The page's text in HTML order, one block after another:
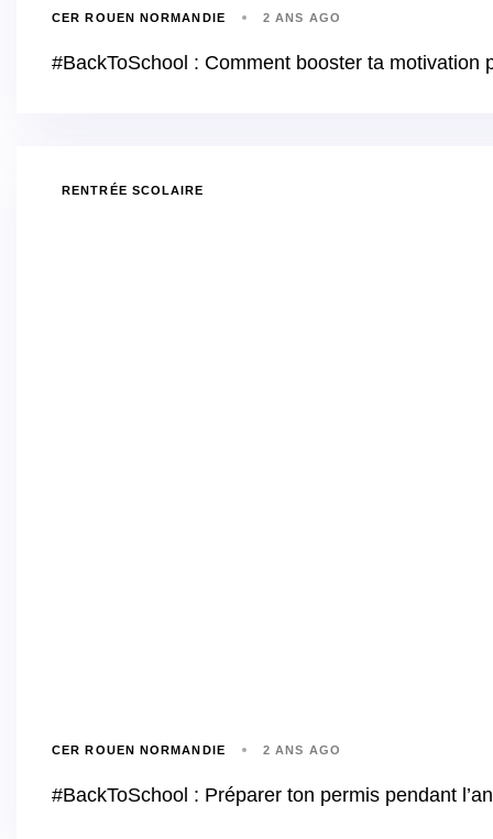
CER ROUEN NORMANDIE 2 ANS AGO
#BackToSchool : Comment booster ta motivation
RENTRÉE SCOLAIRE
CER ROUEN NORMANDIE 2 ANS AGO
#BackToSchool : Préparer ton permis pendant